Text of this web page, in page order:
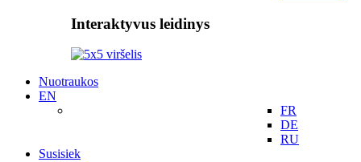
Interaktyvus leidinys
Nuotraukos
EN
FR
DE
RU
Susisiek